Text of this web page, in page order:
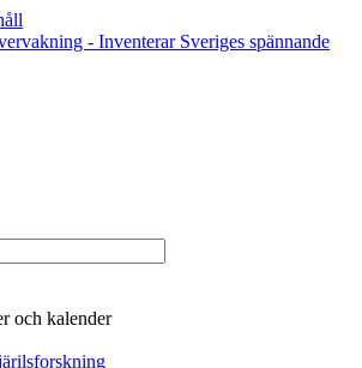
och kalender